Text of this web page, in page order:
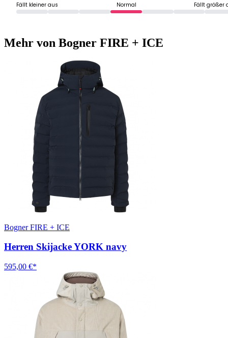
Fällt kleiner aus Normal Fällt größer
Mehr von Bogner FIRE + ICE
Bogner FIRE + ICE
Herren Skijacke YORK navy
595,00 €*